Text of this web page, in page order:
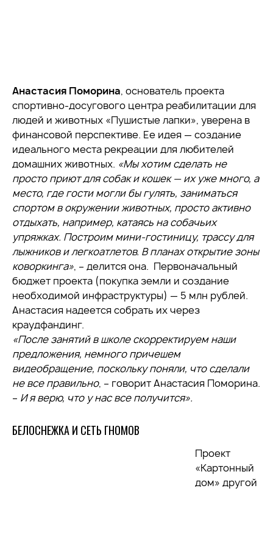
Анастасия Поморина, основатель проекта
спортивно-досугового центра реабилитации для
людей и животных «Пушистые лапки», уверена в
финансовой перспективе. Ее идея — создание
идеального места рекреации для любителей
домашних животных. «Мы хотим сделать не
просто приют для собак и кошек — их уже много, а
место, где гости могли бы гулять, заниматься
спортом в окружении животных, просто активно
отдыхать, например, катаясь на собачьих
упряжках. Построим мини-гостиницу, трассу для
лыжников и легкоатлетов. В планах открытие зоны
коворкинга», – делится она. Первоначальный
бюджет проекта (покупка земли и создание
необходимой инфраструктуры) — 5 млн рублей.
Анастасия надеется собрать их через
краудфандинг.
«После занятий в школе скорректируем наши
предложения, немного причешем
видеобращение, поскольку поняли, что сделали
не все правильно, – говорит Анастасия Поморина.
– И я верю, что у нас все получится».
БЕЛОСНЕЖКА И СЕТЬ ГНОМОВ
Проект
«Картонный
дом» другой